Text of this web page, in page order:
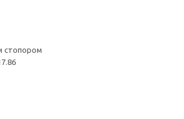
стопором